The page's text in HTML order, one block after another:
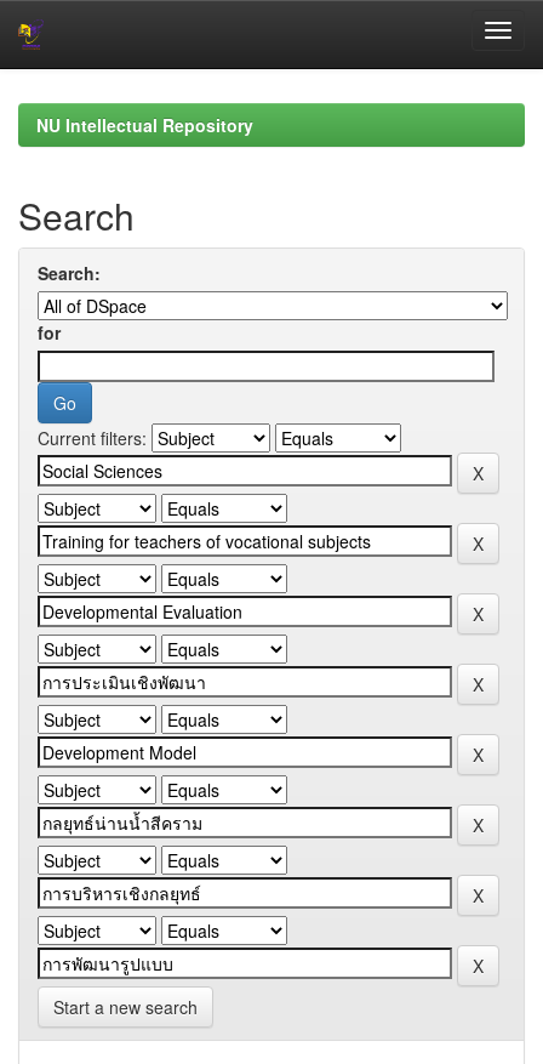
navigationNU Intellectual Repository
Search
Search:
for
Current filters:
Start a new search